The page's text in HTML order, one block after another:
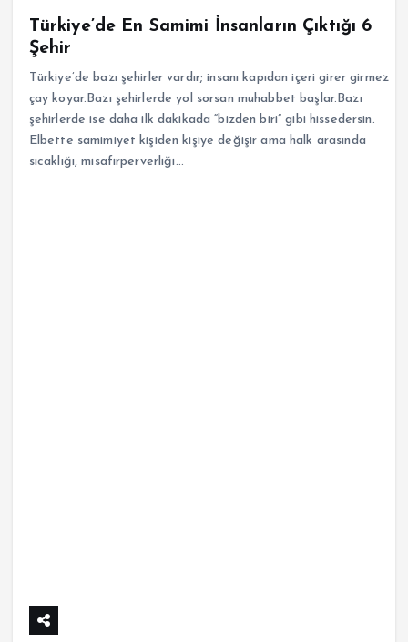
Türkiye’de En Samimi İnsanların Çıktığı 6
Şehir
Türkiye’de bazı şehirler vardır; insanı kapıdan içeri girer girmez
çay koyar.Bazı şehirlerde yol sorsan muhabbet başlar.Bazı
şehirlerde ise daha ilk dakikada “bizden biri” gibi hissedersin.
Elbette samimiyet kişiden kişiye değişir ama halk arasında
sıcaklığı, misafirperverliği…